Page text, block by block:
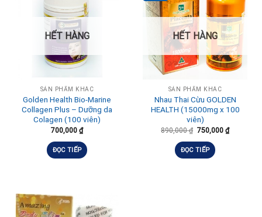
HẾT HÀNG
SẢN PHẨM KHÁC
Golden Health Bio-Marine
Collagen Plus – Dưỡng da
Colagen (100 viên)
700,000 ₫
ĐỌC TIẾP
HẾT HÀNG
SẢN PHẨM KHÁC
Nhau Thai Cừu GOLDEN
HEALTH (15000mg x 100
viên)
890,000₫ 750,000 ₫
ĐỌC TIẾP